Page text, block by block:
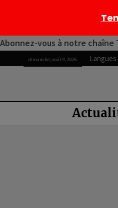
Abonnez-vous à notre chaîne
dimanche, août 9, 2026 Langues